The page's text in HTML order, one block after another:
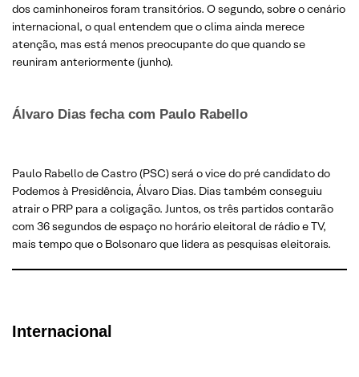
dos caminhoneiros foram transitórios. O segundo, sobre o cenário
internacional, o qual entendem que o clima ainda merece
atenção, mas está menos preocupante do que quando se
reuniram anteriormente (junho).
Álvaro Dias fecha com Paulo Rabello
Paulo Rabello de Castro (PSC) será o vice do pré candidato do
Podemos à Presidência, Álvaro Dias. Dias também conseguiu
atrair o PRP para a coligação. Juntos, os três partidos contarão
com 36 segundos de espaço no horário eleitoral de rádio e TV,
mais tempo que o Bolsonaro que lidera as pesquisas eleitorais.
Internacional